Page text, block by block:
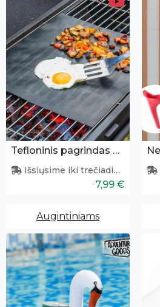
Tefloninis pagrindas kepimui
Išsiųsime iki trečiadienio
7,99 €
Augintiniams